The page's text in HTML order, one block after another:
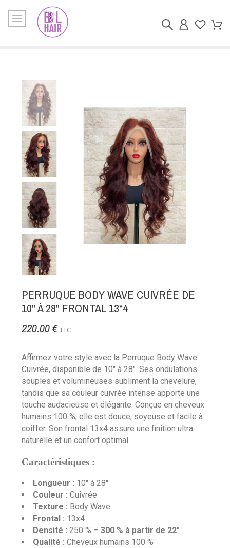
PERRUQUE BODY WAVE CUIVRÉE DE
10" À 28" FRONTAL 13*4
220.00 € TTC
Affirmez votre style avec la Perruque Body Wave
Cuivrée, disponible de 10" à 28". Ses ondulations
souples et volumineuses subliment la chevelure,
tandis que sa couleur cuivrée intense apporte une
touche audacieuse et élégante. Conçue en cheveux
humains 100 %, elle est douce, soyeuse et facile à
coiffer. Son frontal 13x4 assure une finition ultra
naturelle et un confort optimal.
Caractéristiques :
Longueur : 10" à 28"
Couleur : Cuivrée
Texture : Body Wave
Frontal : 13x4
Densité : 250 % –300 % à partir de 22"
Qualité : Cheveux humains 100 %